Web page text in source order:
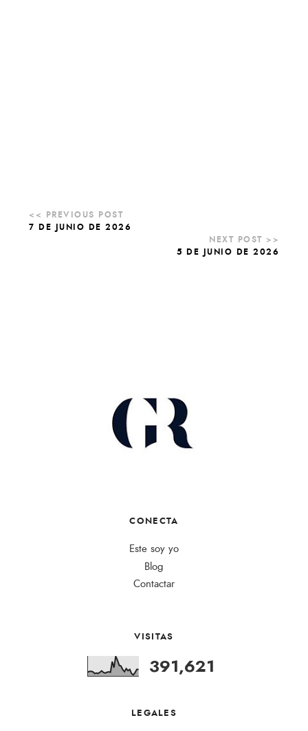
7 DE JUNIO DE 2026
5 DE JUNIO DE 2026
CONECTA
Este soy yo
Blog
Contactar
VISITAS
391,621
LEGALES